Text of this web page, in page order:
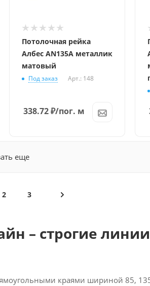
Потолочная рейка
Албес AN135A металлик
матовый
Под заказ Арт.: 148
338.72₽/пог. м
еще
2 3
– строгие
краями шириной 85,